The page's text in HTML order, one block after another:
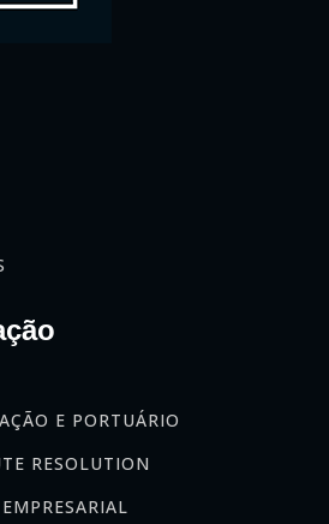
E PORTUÁRIO
RESOLUTION